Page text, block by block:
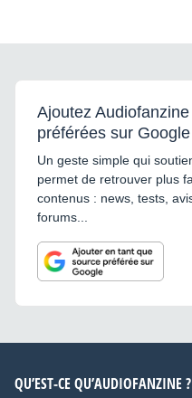
Ajoutez
préférées sur Google
Un geste simple qui
permet de retrouver plus
contenus : news, tests,
forums...
QU’EST-CE QU’AUDIOFANZINE ?